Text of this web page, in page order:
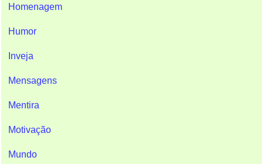
Homenagem
Humor
Inveja
Mensagens
Mentira
Motivação
Mundo